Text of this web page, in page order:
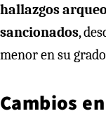
hallazgos
sancionados,
menor en su
Cambios